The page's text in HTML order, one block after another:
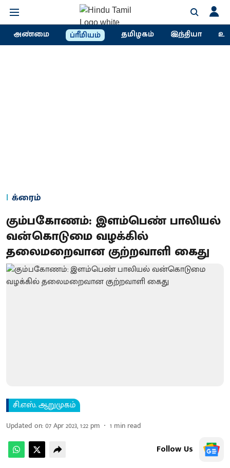
அண்மை ப்ரீமியம் தமிழகம் இந்தியா
க்ரைம்
கும்பகோணம்: இளம்பெண் பாலியல்
வன்கொடுமை வழக்கில்
தலைமறைவான குற்றவாளி கைது
சி.எஸ். ஆறுமுகம்
Updated on:07 Apr 2023, 1:22 pm 1 min read
Follow Us